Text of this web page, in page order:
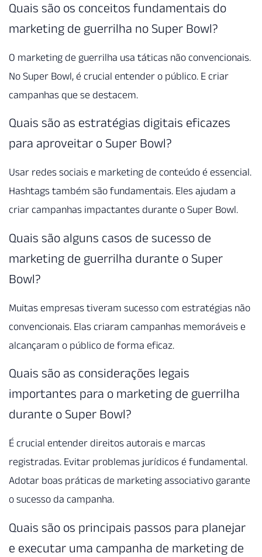
Quais são os conceitos fundamentais do
marketing de guerrilha no Super Bowl?
O marketing de guerrilha usa táticas não convencionais.
No Super Bowl, é crucial entender o público. E criar
campanhas que se destacem.
Quais são as estratégias digitais eficazes
para aproveitar o Super Bowl?
Usar redes sociais e marketing de conteúdo é essencial.
Hashtags também são fundamentais. Eles ajudam a
criar campanhas impactantes durante o Super Bowl.
Quais são alguns casos de sucesso de
marketing de guerrilha durante o Super
Bowl?
Muitas empresas tiveram sucesso com estratégias não
convencionais. Elas criaram campanhas memoráveis e
alcançaram o público de forma eficaz.
Quais são as considerações legais
importantes para o marketing de guerrilha
durante o Super Bowl?
É crucial entender direitos autorais e marcas
registradas. Evitar problemas jurídicos é fundamental.
Adotar boas práticas de marketing associativo garante
o sucesso da campanha.
Quais são os principais passos para planejar
e executar uma campanha de marketing de